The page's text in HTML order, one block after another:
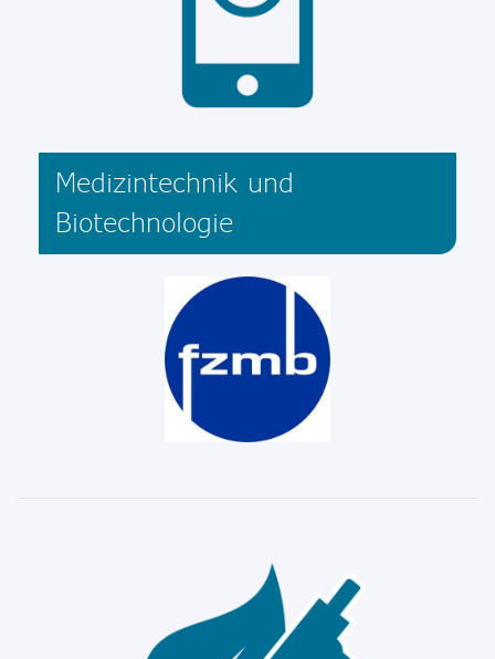
Medizintechnik und
Biotechnologie